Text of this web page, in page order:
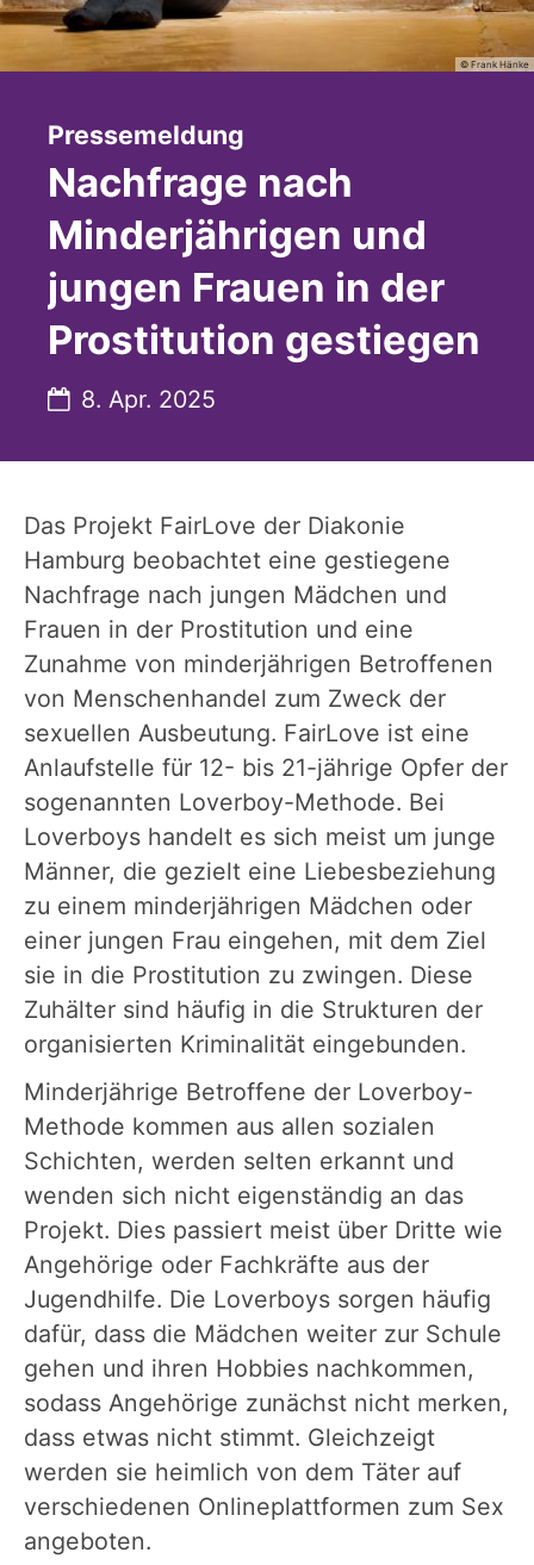
© Frank Hänke
Pressemeldung
Nachfrage nach
Minderjährigen und
jungen Frauen in der
Prostitution gestiegen
Datum:
8. Apr. 2025
Das Projekt FairLove der Diakonie
Hamburg beobachtet eine gestiegene
Nachfrage nach jungen Mädchen und
Frauen in der Prostitution und eine
Zunahme von minderjährigen Betroffenen
von Menschenhandel zum Zweck der
sexuellen Ausbeutung. FairLove ist eine
Anlaufstelle für 12- bis 21-jährige Opfer der
sogenannten Loverboy-Methode. Bei
Loverboys handelt es sich meist um junge
Männer, die gezielt eine Liebesbeziehung
zu einem minderjährigen Mädchen oder
einer jungen Frau eingehen, mit dem Ziel
sie in die Prostitution zu zwingen. Diese
Zuhälter sind häufig in die Strukturen der
organisierten Kriminalität eingebunden.
Minderjährige Betroffene der Loverboy-
Methode kommen aus allen sozialen
Schichten, werden selten erkannt und
wenden sich nicht eigenständig an das
Projekt. Dies passiert meist über Dritte wie
Angehörige oder Fachkräfte aus der
Jugendhilfe. Die Loverboys sorgen häufig
dafür, dass die Mädchen weiter zur Schule
gehen und ihren Hobbies nachkommen,
sodass Angehörige zunächst nicht merken,
dass etwas nicht stimmt. Gleichzeigt
werden sie heimlich von dem Täter auf
verschiedenen Onlineplattformen zum Sex
angeboten.